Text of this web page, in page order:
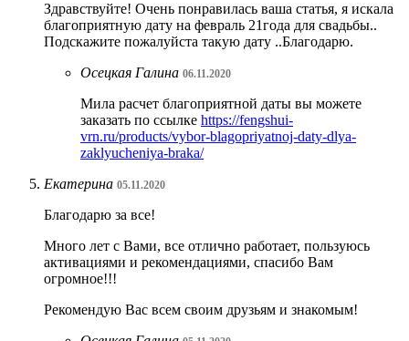
Здравствуйте! Очень понравилась ваша статья, я искала
благоприятную дату на февраль 21года для свадьбы..
Подскажите пожалуйста такую дату ..Благодарю.
Осецкая Галина 06.11.2020
Мила расчет благоприятной даты вы можете
заказать по ссылке https://fengshui-
vrn.ru/products/vybor-blagopriyatnoj-daty-dlya-
zaklyucheniya-braka/
Екатерина 05.11.2020
Благодарю за все!
Много лет с Вами, все отлично работает, пользуюсь
активациями и рекомендациями, спасибо Вам
огромное!!!
Рекомендую Вас всем своим друзьям и знакомым!